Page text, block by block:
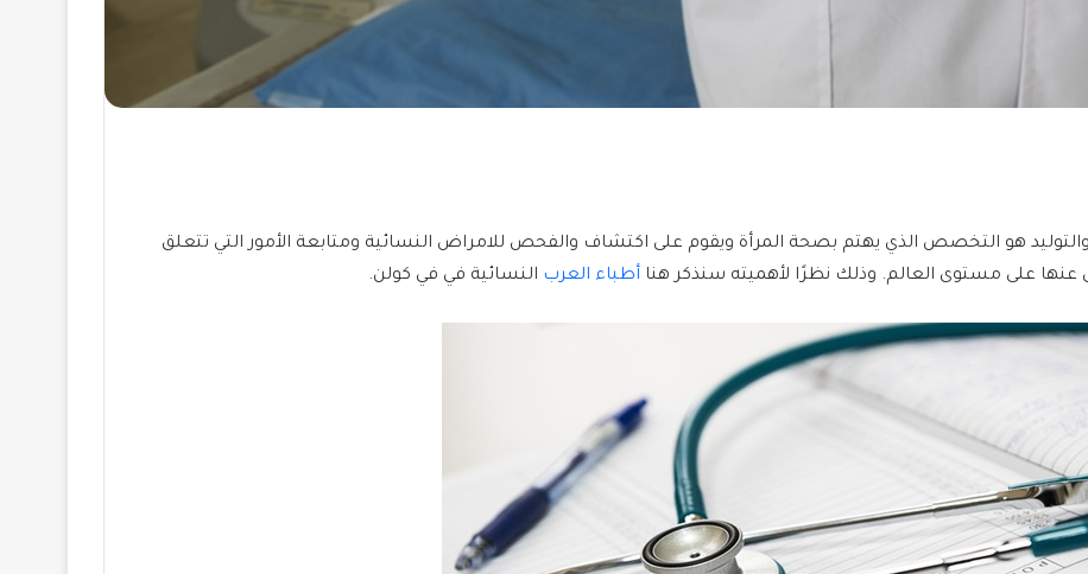
هو التخصص الذي يهتم بصحة المرأة ويقوم على اكتشاف والفحص للامراض النسائية ومتابعة الأمور التي تتعلق
عنها على مستوى العالم. وذلك نظرًا لأهميته سنذكر هنا أطباء العرب النسائية في في كولن.